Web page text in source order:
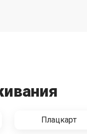
Плацкарт